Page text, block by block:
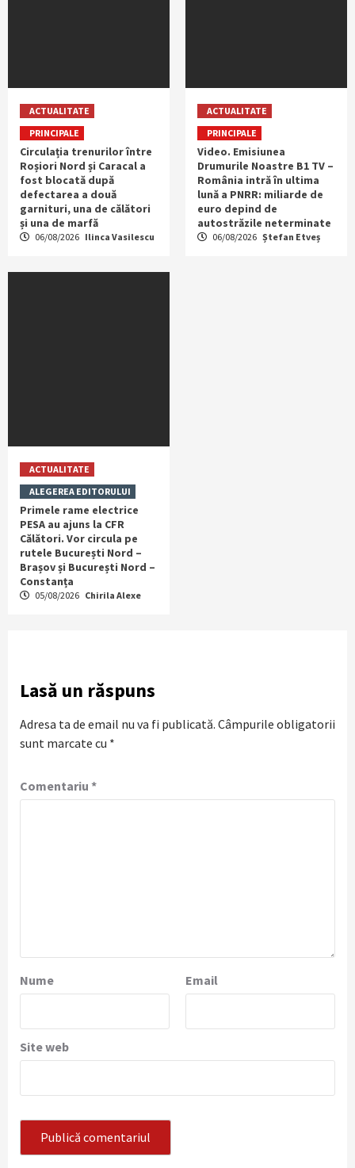
ACTUALITATE
PRINCIPALE
Circulația trenurilor între
Roșiori Nord și Caracal a
fost blocată după
defectarea a două
garnituri, una de călători
și una de marfă
06/08/2026 Ilinca Vasilescu
ACTUALITATE
PRINCIPALE
Video. Emisiunea
Drumurile Noastre B1 TV –
România intră în ultima
lună a PNRR: miliarde de
euro depind de
autostrăzile neterminate
06/08/2026 Ștefan Etveș
ACTUALITATE
ALEGEREA EDITORULUI
Primele rame electrice
PESA au ajuns la CFR
Călători. Vor circula pe
rutele București Nord –
Brașov și București Nord –
Constanța
05/08/2026 Chirila Alexe
Lasă un răspuns
Adresa ta de email nu va fi publicată. Câmpurile obligatorii
sunt marcate cu *
Comentariu *
Nume Email
Site web